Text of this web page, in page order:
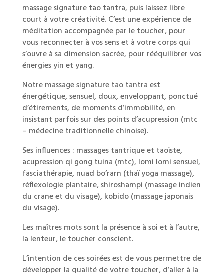
massage signature tao tantra, puis laissez libre
court à votre créativité. C’est une expérience de
méditation accompagnée par le toucher, pour
vous reconnecter à vos sens et à votre corps qui
s’ouvre à sa dimension sacrée, pour rééquilibrer vos
énergies yin et yang.
Notre massage signature tao tantra est
énergétique, sensuel, doux, enveloppant, ponctué
d’étirements, de moments d’immobilité, en
insistant parfois sur des points d’acupression (mtc
– médecine traditionnelle chinoise).
Ses influences : massages tantrique et taoïste,
acupression qi gong tuina (mtc), lomi lomi sensuel,
fasciathérapie, nuad bo’rarn (thaï yoga massage),
réflexologie plantaire, shiroshampi (massage indien
du crane et du visage), kobido (massage japonais
du visage).
Les maîtres mots sont la présence à soi et à l’autre,
la lenteur, le toucher conscient.
L’intention de ces soirées est de vous permettre de